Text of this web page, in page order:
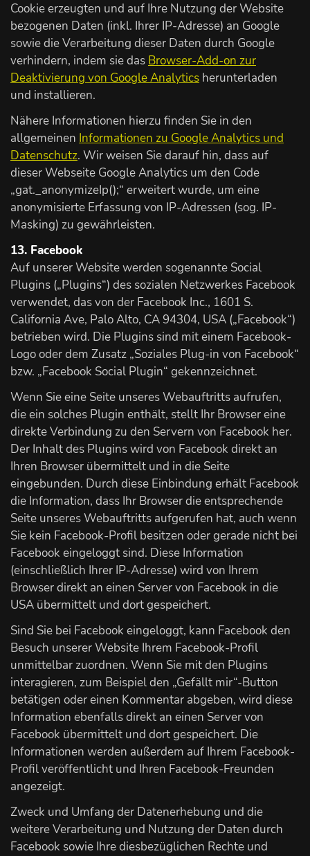
Cookie erzeugten und auf Ihre Nutzung der Website
bezogenen Daten (inkl. Ihrer IP-Adresse) an Google
sowie die Verarbeitung dieser Daten durch Google
verhindern, indem sie das Browser-Add-on zur
Deaktivierung von Google Analytics herunterladen
und installieren.
Nähere Informationen hierzu finden Sie in den
allgemeinen Informationen zu Google Analytics und
Datenschutz. Wir weisen Sie darauf hin, dass auf
dieser Webseite Google Analytics um den Code
„gat._anonymizeIp();“ erweitert wurde, um eine
anonymisierte Erfassung von IP-Adressen (sog. IP-
Masking) zu gewährleisten.
13. Facebook
Auf unserer Website werden sogenannte Social
Plugins („Plugins“) des sozialen Netzwerkes Facebook
verwendet, das von der Facebook Inc., 1601 S.
California Ave, Palo Alto, CA 94304, USA („Facebook“)
betrieben wird. Die Plugins sind mit einem Facebook-
Logo oder dem Zusatz „Soziales Plug-in von Facebook“
bzw. „Facebook Social Plugin“ gekennzeichnet.
Wenn Sie eine Seite unseres Webauftritts aufrufen,
die ein solches Plugin enthält, stellt Ihr Browser eine
direkte Verbindung zu den Servern von Facebook her.
Der Inhalt des Plugins wird von Facebook direkt an
Ihren Browser übermittelt und in die Seite
eingebunden. Durch diese Einbindung erhält Facebook
die Information, dass Ihr Browser die entsprechende
Seite unseres Webauftritts aufgerufen hat, auch wenn
Sie kein Facebook-Profil besitzen oder gerade nicht bei
Facebook eingeloggt sind. Diese Information
(einschließlich Ihrer IP-Adresse) wird von Ihrem
Browser direkt an einen Server von Facebook in die
USA übermittelt und dort gespeichert.
Sind Sie bei Facebook eingeloggt, kann Facebook den
Besuch unserer Website Ihrem Facebook-Profil
unmittelbar zuordnen. Wenn Sie mit den Plugins
interagieren, zum Beispiel den „Gefällt mir“-Button
betätigen oder einen Kommentar abgeben, wird diese
Information ebenfalls direkt an einen Server von
Facebook übermittelt und dort gespeichert. Die
Informationen werden außerdem auf Ihrem Facebook-
Profil veröffentlicht und Ihren Facebook-Freunden
angezeigt.
Zweck und Umfang der Datenerhebung und die
weitere Verarbeitung und Nutzung der Daten durch
Facebook sowie Ihre diesbezüglichen Rechte und